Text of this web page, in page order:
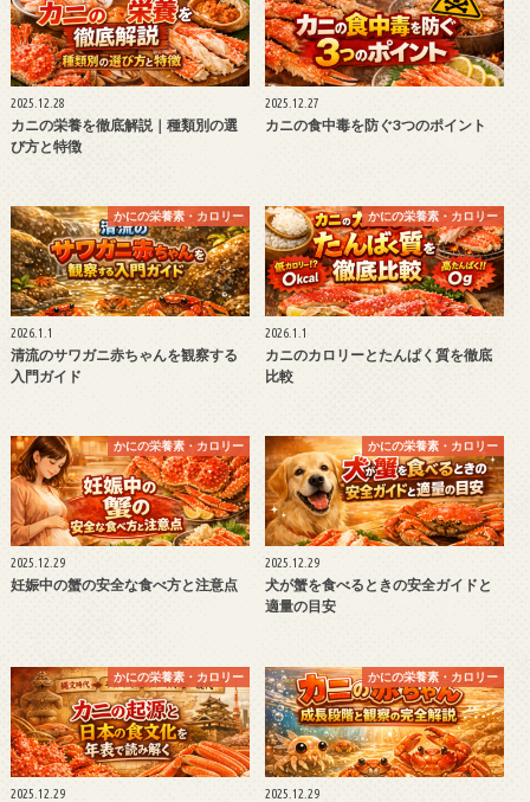
2025.12.28
カニの栄養を徹底解説｜種類別の選
び方と特徴
2025.12.27
カニの食中毒を防ぐ3つのポイント
かにの栄養素・カロリー
2026.1.1
清流のサワガニ赤ちゃんを観察する
入門ガイド
かにの栄養素・カロリー
2026.1.1
カニのカロリーとたんぱく質を徹底
比較
かにの栄養素・カロリー
2025.12.29
妊娠中の蟹の安全な食べ方と注意点
かにの栄養素・カロリー
2025.12.29
犬が蟹を食べるときの安全ガイドと
適量の目安
かにの栄養素・カロリー
2025.12.29
かにの栄養素・カロリー
2025.12.29